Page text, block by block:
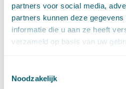
partners voor social media,
partners kunnen deze
informatie die u aan ze heeft
verzameld op basis van uw
Noodzakelijk
Stedelijke en gebiedsontwikkeling